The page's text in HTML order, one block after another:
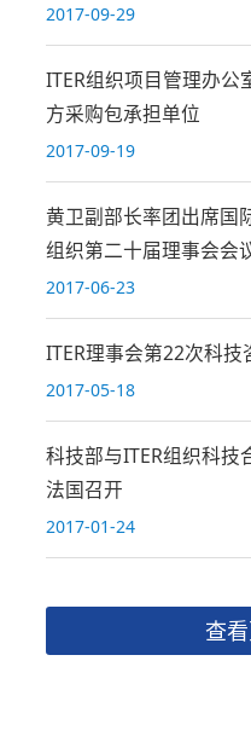
2017-09-29
ITER组织项目管理办公
方采购包承担单位
2017-09-19
黄卫副部长率团出席国
组织第二十届理事会会
2017-06-23
ITER理事会第22次科
2017-05-18
科技部与ITER组织科技
法国召开
2017-01-24
查